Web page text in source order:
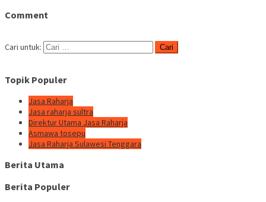
Comment
Cari untuk:
Topik Populer
Jasa Raharja
Jasa raharja sultra
Direktur Utama Jasa Raharja
Asmawa tosepu
Jasa Raharja Sulawesi Tenggara
Berita Utama
Berita Populer